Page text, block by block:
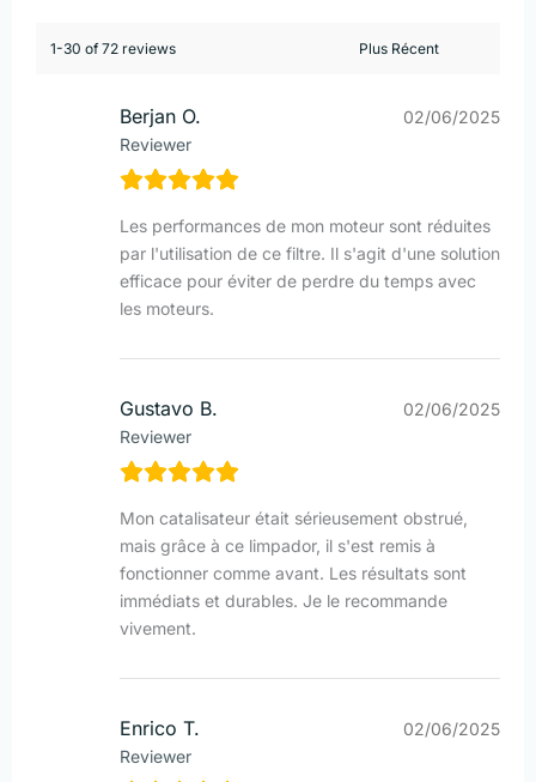
1-30 of 72 reviews
Berjan O.
Reviewer
02/06/2025
Les performances de mon moteur sont réduites
par l'utilisation de ce filtre. Il s'agit d'une solution
efficace pour éviter de perdre du temps avec
les moteurs.
Gustavo B.
Reviewer
02/06/2025
Mon catalisateur était sérieusement obstrué,
mais grâce à ce limpador, il s'est remis à
fonctionner comme avant. Les résultats sont
immédiats et durables. Je le recommande
vivement.
Enrico T.
Reviewer
02/06/2025